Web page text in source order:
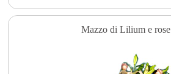
Mazzo di Lilium e rose